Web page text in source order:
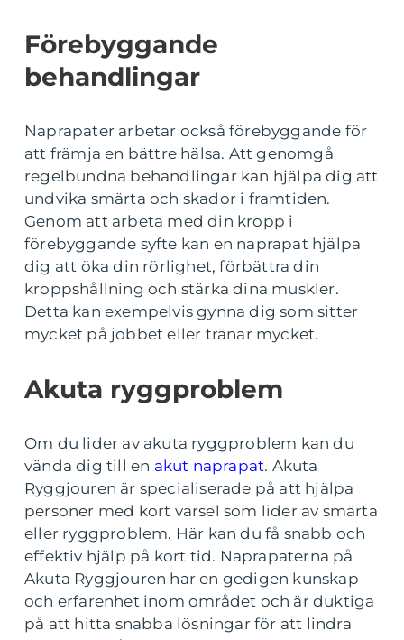
Förebyggande
behandlingar
Naprapater arbetar också förebyggande för
att främja en bättre hälsa. Att genomgå
regelbundna behandlingar kan hjälpa dig att
undvika smärta och skador i framtiden.
Genom att arbeta med din kropp i
förebyggande syfte kan en naprapat hjälpa
dig att öka din rörlighet, förbättra din
kroppshållning och stärka dina muskler.
Detta kan exempelvis gynna dig som sitter
mycket på jobbet eller tränar mycket.
Akuta ryggproblem
Om du lider av akuta ryggproblem kan du
vända dig till en akut naprapat. Akuta
Ryggjouren är specialiserade på att hjälpa
personer med kort varsel som lider av smärta
eller ryggproblem. Här kan du få snabb och
effektiv hjälp på kort tid. Naprapaterna på
Akuta Ryggjouren har en gedigen kunskap
och erfarenhet inom området och är duktiga
på att hitta snabba lösningar för att lindra